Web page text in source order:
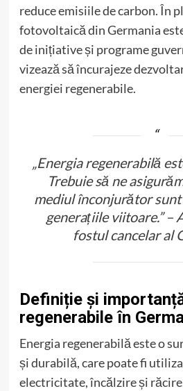
reduce emisiile de carbon. În
fotovoltaică din Germania
de inițiative și programe
vizează să încurajeze
energiei regenerabile.
„Energia regenerabilă
Trebuie să ne
mediul înconjurător
generațiile viitoare.” –
fostul cancelar al
Definiție și
regenerabile în
Energia regenerabilă este o
și durabilă, care poate fi
electricitate, încălzire și